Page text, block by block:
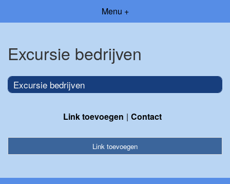
Menu +
Excursie bedrijven
Excursie bedrijven
Link toevoegen Contact
Link toevoegen